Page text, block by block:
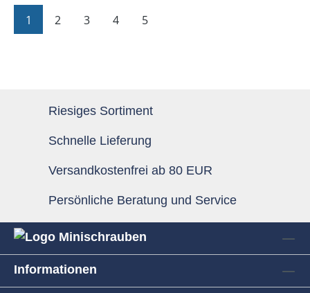
Seite
1 Seite
2 Seite
3 Seite
4 Seite
5
Riesiges Sortiment
Schnelle Lieferung
Versandkostenfrei ab 80 EUR
Persönliche Beratung und Service
Informationen